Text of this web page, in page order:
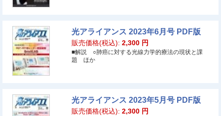
光アライアンス 2023年6月号 PDF版
販売価格(税込): 2,300 円
■解説 ○肺癌に対する光線力学的療法の現状と課
題 ほか
光アライアンス 2023年5月号 PDF版
販売価格(税込): 2,300 円